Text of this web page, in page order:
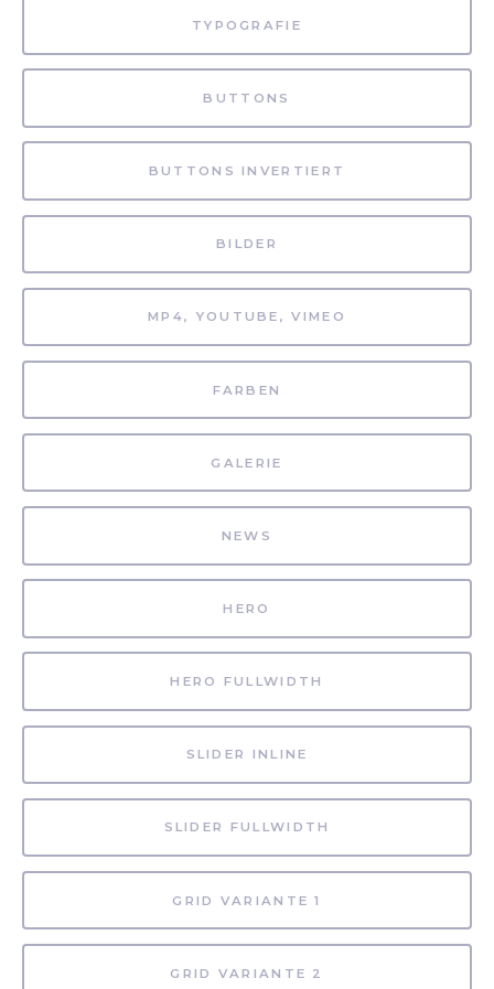
TYPOGRAFIE
BUTTONS
BUTTONS INVERTIERT
BILDER
MP4, YOUTUBE, VIMEO
FARBEN
GALERIE
NEWS
HERO
HERO FULLWIDTH
SLIDER INLINE
SLIDER FULLWIDTH
GRID VARIANTE 1
GRID VARIANTE 2